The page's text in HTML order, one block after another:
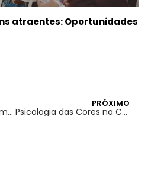
atraentes: Oportunidades
Design de Panfletos: Como Equilibrar Informação e Atração Visual
PRÓXIMO
Psicologia das Cores na Comunicação Gráfica: Como as Cores Influenciam Percepções